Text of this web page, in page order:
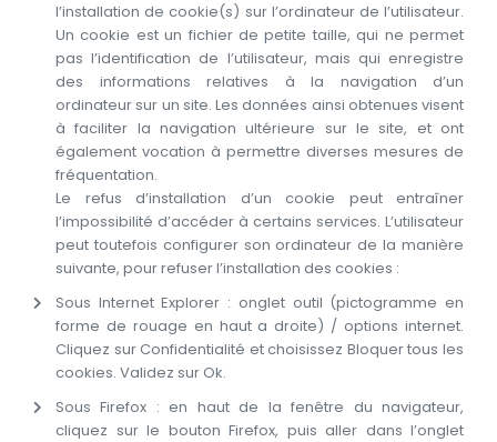
l’installation de cookie(s) sur l’ordinateur de l’utilisateur.
Un cookie est un fichier de petite taille, qui ne permet
pas l’identification de l’utilisateur, mais qui enregistre
des informations relatives à la navigation d’un
ordinateur sur un site. Les données ainsi obtenues visent
à faciliter la navigation ultérieure sur le site, et ont
également vocation à permettre diverses mesures de
fréquentation.
Le refus d’installation d’un cookie peut entraîner
l’impossibilité d’accéder à certains services. L’utilisateur
peut toutefois configurer son ordinateur de la manière
suivante, pour refuser l’installation des cookies :
Sous Internet Explorer : onglet outil (pictogramme en
forme de rouage en haut a droite) / options internet.
Cliquez sur Confidentialité et choisissez Bloquer tous les
cookies. Validez sur Ok.
Sous Firefox : en haut de la fenêtre du navigateur,
cliquez sur le bouton Firefox, puis aller dans l’onglet